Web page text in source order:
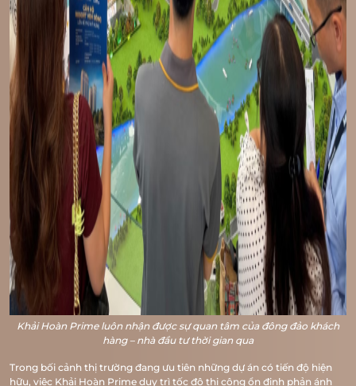
Khải Hoàn Prime luôn nhận được sự quan tâm của đông đảo khách
hàng – nhà đầu tư thời gian qua
Trong bối cảnh thị trường đang ưu tiên những dự án có tiến độ hiện
hữu, việc Khải Hoàn Prime duy trì tốc độ thi công ổn định phản ánh